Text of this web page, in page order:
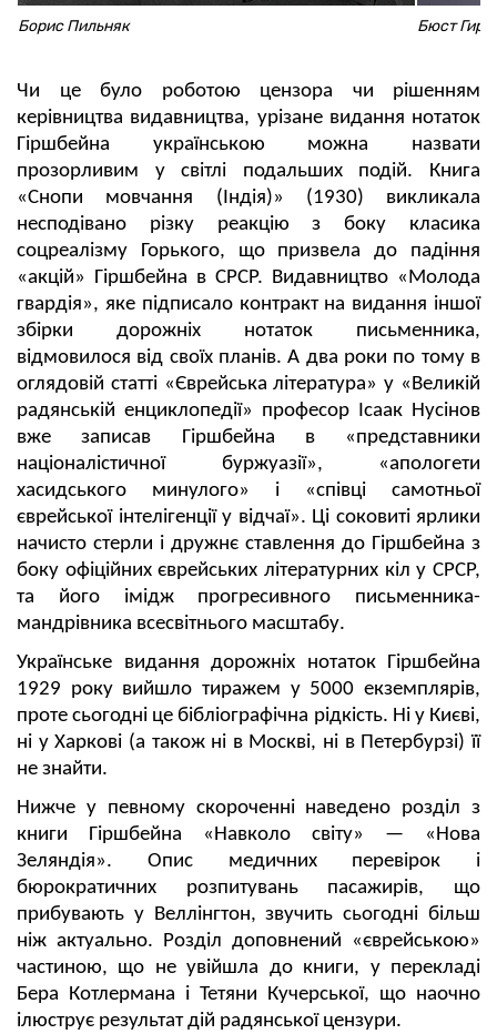
Борис Пильняк Бюст
Чи це було роботою цензора чи рішенням
керівництва видавництва, урізане видання нотаток
Гіршбейна українською можна назвати
прозорливим у світлі подальших подій. Книга
«Снопи мовчання (Індія)» (1930) викликала
несподівано різку реакцію з боку класика
соцреалізму Горького, що призвела до падіння
«акцій» Гіршбейна в СРСР. Видавництво «Молода
гвардія», яке підписало контракт на видання іншої
збірки дорожніх нотаток письменника,
відмовилося від своїх планів. А два роки по тому в
оглядовій статті «Єврейська література» у «Великій
радянській енциклопедії» професор Ісаак Нусінов
вже записав Гіршбейна в «представники
націоналістичної буржуазії», «апологети
хасидського минулого» і «співці самотньої
єврейської інтелігенції у відчаї». Ці соковиті ярлики
начисто стерли і дружнє ставлення до Гіршбейна з
боку офіційних єврейських літературних кіл у СРСР,
та його імідж прогресивного письменника-
мандрівника всесвітнього масштабу.
Українське видання дорожніх нотаток Гіршбейна
1929 року вийшло тиражем у 5000 екземплярів,
проте сьогодні це бібліографічна рідкість. Ні у Києві,
ні у Харкові (а також ні в Москві, ні в Петербурзі) її
не знайти.
Нижче у певному скороченні наведено розділ з
книги Гіршбейна «Навколо світу» — «Нова
Зеляндія». Опис медичних перевірок і
бюрократичних розпитувань пасажирів, що
прибувають у Веллінгтон, звучить сьогодні більш
ніж актуально. Розділ доповнений «єврейською»
частиною, що не увійшла до книги, у перекладі
Бера Котлермана і Тетяни Кучерської, що наочно
ілюструє результат дій радянської цензури.